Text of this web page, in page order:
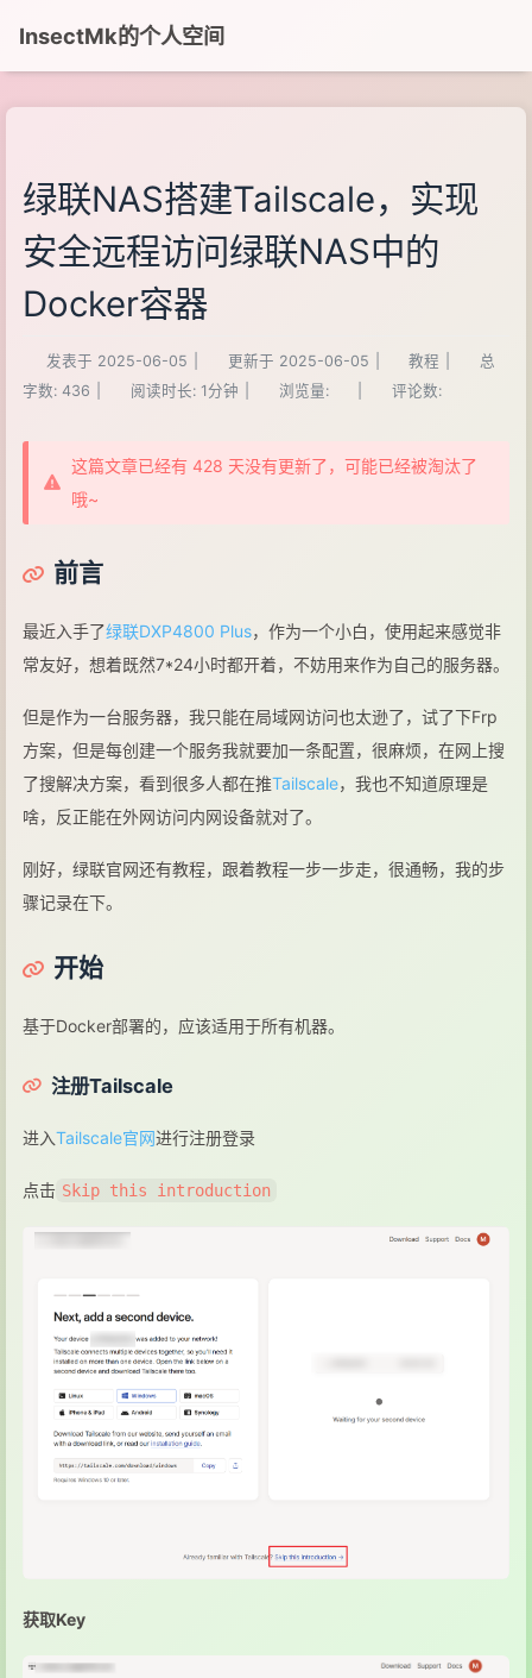
InsectMk的个人空间
绿联NAS搭建Tailscale，实现
安全远程访问绿联NAS中的
Docker容器
发表于 2025-06-05 更新于 2025-06-05 教程
总
字数: 436 阅读时长: 1分钟 浏览量: 评论数:
这篇文章已经有 428 天没有更新了，可能已经被淘汰了
哦~
前言
最近入手了绿联DXP4800 Plus，作为一个小白，使用起来感觉非
常友好，想着既然7*24小时都开着，不妨用来作为自己的服务器。
但是作为一台服务器，我只能在局域网访问也太逊了，试了下Frp
方案，但是每创建一个服务我就要加一条配置，很麻烦，在网上搜
了搜解决方案，看到很多人都在推Tailscale，我也不知道原理是
啥，反正能在外网访问内网设备就对了。
刚好，绿联官网还有教程，跟着教程一步一步走，很通畅，我的步
骤记录在下。
开始
基于Docker部署的，应该适用于所有机器。
注册Tailscale
进入Tailscale官网进行注册登录
点击 Skip this introduction
获取Key